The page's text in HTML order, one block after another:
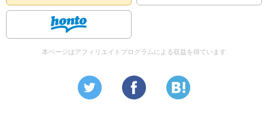
本ページはアフィリエイトプログラムによる収益を得ています